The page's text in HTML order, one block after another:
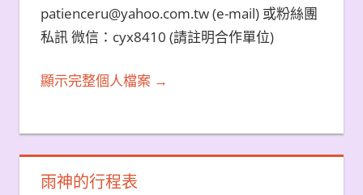
patienceru@yahoo.com.tw (e-mail) 或粉絲團
私訊 微信：cyx8410 (請註明合作單位)
顯示完整個人檔案 →
雨神的行程表